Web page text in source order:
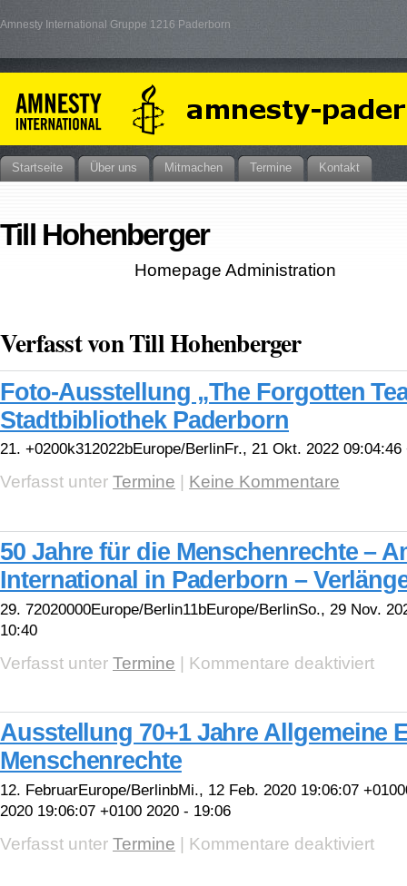
Amnesty International Gruppe 1216 Paderborn
Startseite Über uns Mitmachen Termine Kontakt
Till Hohenberger
Homepage Administration
Verfasst von Till Hohenberger
Foto-Ausstellung „The Forgotten
Stadtbibliothek Paderborn
21. +0200k312022bEurope/BerlinFr., 21 Okt. 2022
Verfasst unter Termine | Keine Kommentare
50 Jahre für die Menschenrechte –
International in Paderborn –
29. 72020000Europe/Berlin11bEurope/BerlinSo., 29 Nov.
10:40
Verfasst unter Termine | Kommentare deaktiviert50
die
–
in
bis
Ausstellung 70+1 Jahre Allgemeine
Menschenrechte
12. FebruarEurope/BerlinbMi., 12 Feb. 2020 19:06:07
2020 19:06:07 +0100 2020 - 19:06
Verfasst unter Termine | Kommentare deaktiviertfür